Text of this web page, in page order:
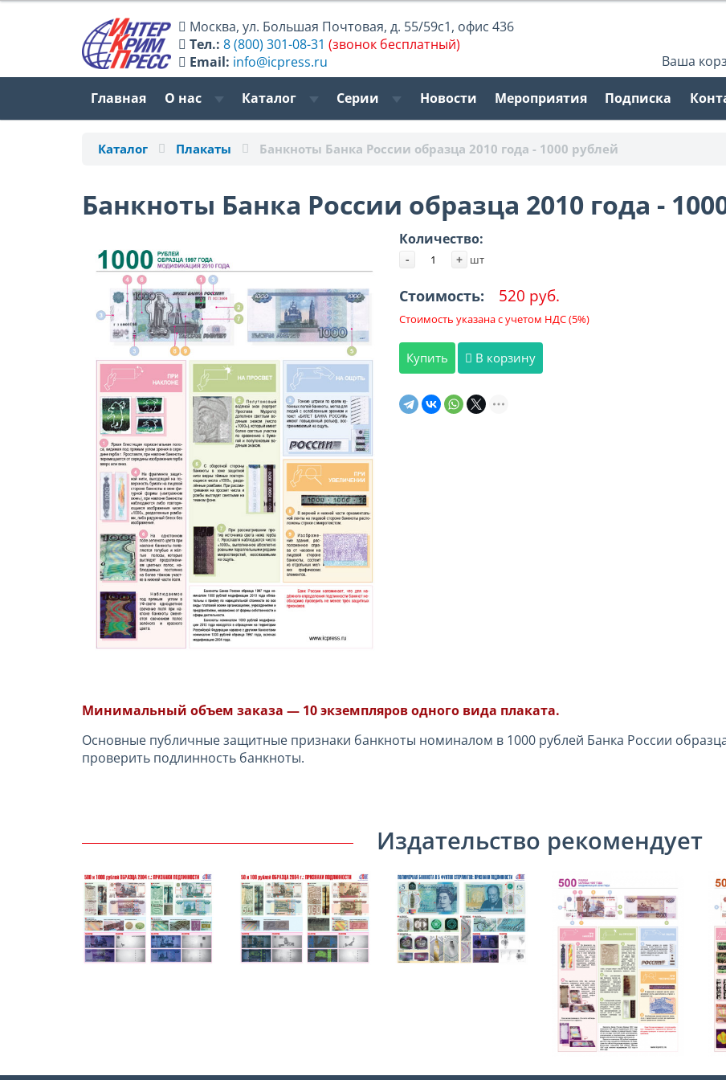
Москва,ул. Большая Почтовая, д. 55/59с1, офис 436
Тел.: 8 (800) 301-08-31 (звонок бесплатный)
Email: info@icpress.ru Ваша
Главная О нас Каталог Серии Новости Мероприятия Подписка
Каталог Плакаты Банкноты Банка России образца 2010 года - 1000 рублей
Банкноты Банка России образца 2010 года -
Количество:
- + шт
Стоимость: 520 руб.
Стоимость указана с учетом НДС (5%)
Купить В корзину
Минимальный объем заказа — 10 экземпляров одного вида плаката.
Основные публичные защитные признаки банкноты номиналом в 1000 рублей Банка России
проверить подлинность банкноты.
Издательство рекомендует